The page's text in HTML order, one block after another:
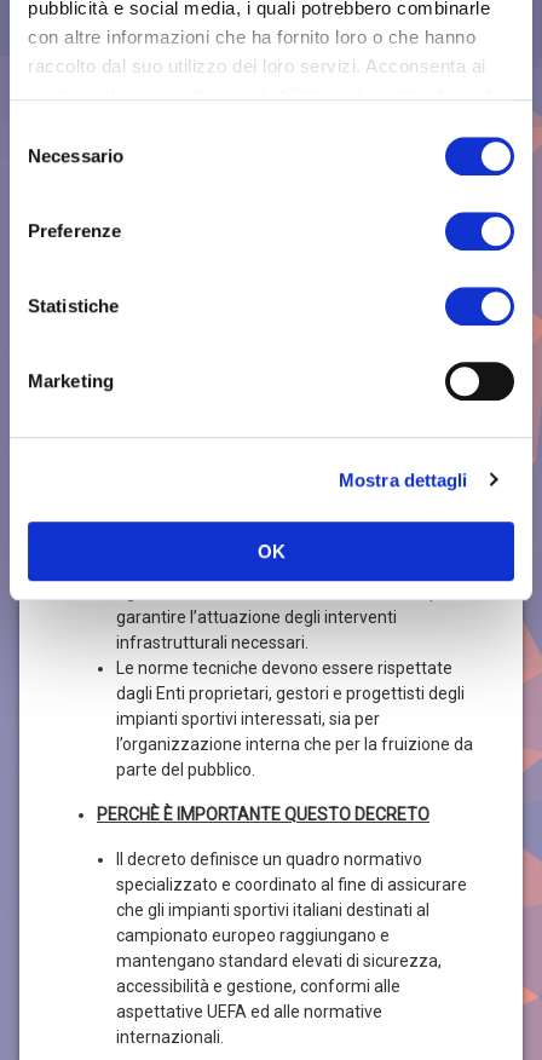
pubblicità e social media, i quali potrebbero combinarle
con altre informazioni che ha fornito loro o che hanno
raccolto dal suo utilizzo dei loro servizi. Acconsenta ai
delNecessario
Preferenze
Statistiche
Marketing
Mostra dettagli
OK
Requisiti minimi per la gestione quotidiana
degli stadi impegnati nell’evento, inclusi:
procedure amministrative o tecniche (es.
l’adeguamento degli impianti nei tempi
Questo decreto si inserisce nell’ambito delle
ha dichiarato gli impianti sportivi per EURO 2032
garantire l’attuazione degli interventi
infrastrutturali necessari.
Le norme tecniche devono essere rispettate
dagli Enti proprietari, gestori e progettisti degli
impianti sportivi interessati, sia per
l’organizzazione interna che per la fruizione da
parte del pubblico.
PERCHÈ È IMPORTANTE QUESTO DECRETO
Il decreto definisce un quadro normativo
specializzato e coordinato al fine di assicurare
che gli impianti sportivi italiani destinati al
campionato europeo raggiungano e
mantengano standard elevati di sicurezza,
accessibilità e gestione, conformi alle
aspettative UEFA ed alle normative
internazionali.